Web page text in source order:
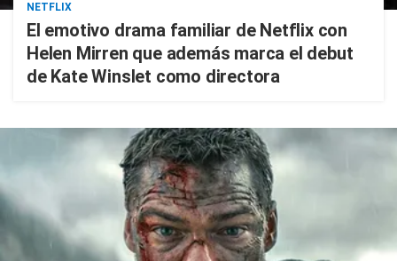
NETFLIX
El emotivo drama familiar de Netflix con
Helen Mirren que además marca el debut
de Kate Winslet como directora